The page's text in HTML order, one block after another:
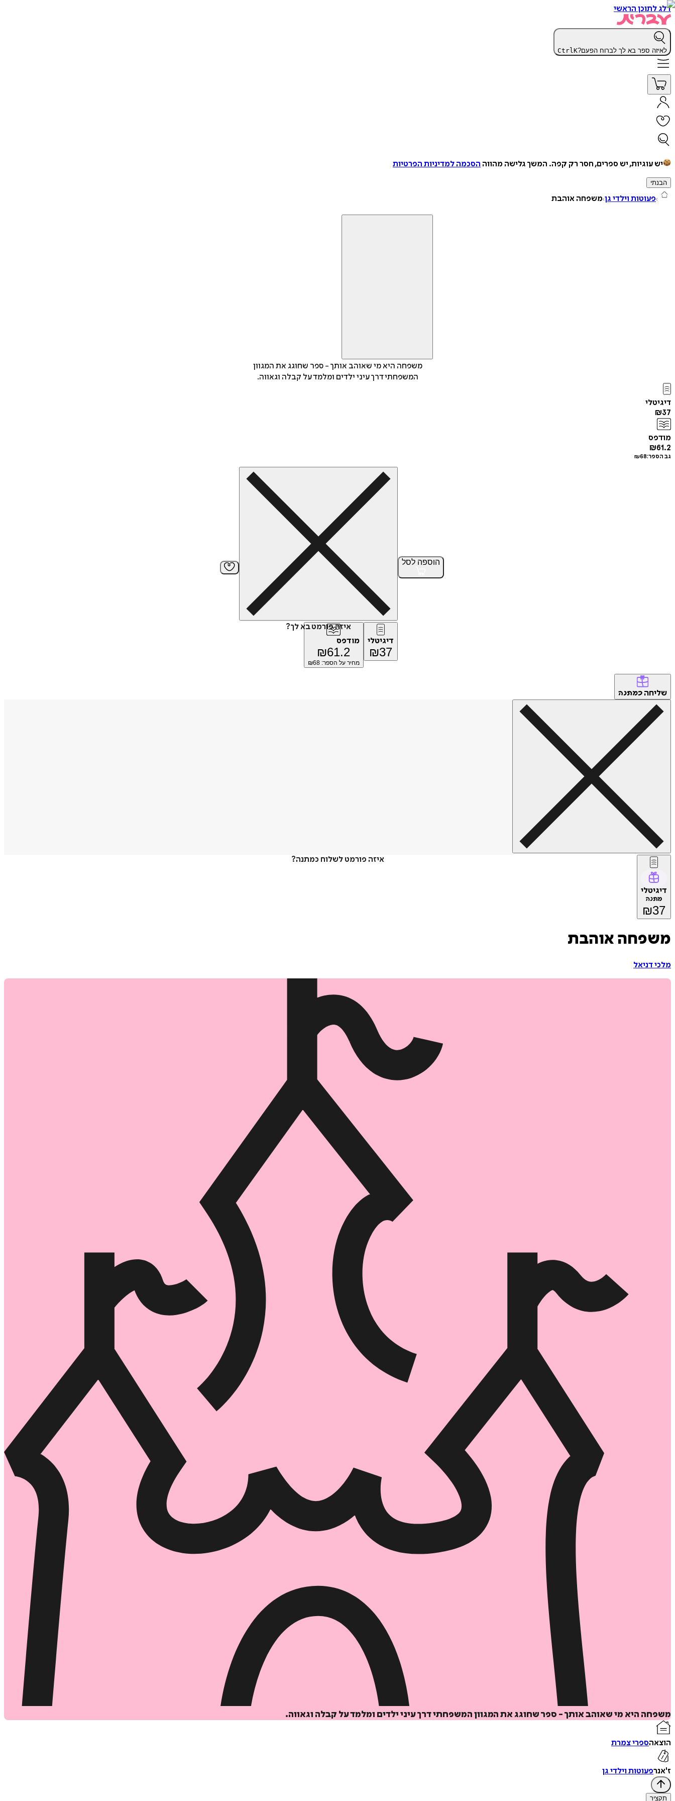
דלג לתוכן הראשי
לאיזה ספר בא לך לברוח הפעם? CtrlK
יש עוגיות, יש ספרים, חסר רק קפה. המשך גלישה מהווה הסכמה למדיניות הפרטיות
הבנתי
פעוטות וילדי גן משפחה אוהבת
משפחה היא מי שאוהב אותך - ספר שחוגג את המגוון
המשפחתי דרך עיני ילדים ומלמד על קבלה וגאווה.
דיגיטלי
₪37
מודפס
₪61.2
גב הספר: ₪68
הוספה לסל
איזה פורמט בא לך?
דיגיטלי
₪37
מודפס
₪61.2
מחיר על הספר: ₪68
שליחה כמתנה
איזה פורמט לשלוח כמתנה?
דיגיטלי
מתנה
₪37
איזה פורמט בא לך?
דיגיטלי
₪
מודפס
61.2
מחיר על הספר: ₪
משפחה אוהבת
מלכי דניאל
משפחה היא מי שאוהב אותך - ספר שחוגג את המגוון המשפחתי דרך עיני ילדים ומלמד על קבלה וגאווה.
הוצאהספרי צמרת
ז'אנרפעוטות וילדי גן
תקציר